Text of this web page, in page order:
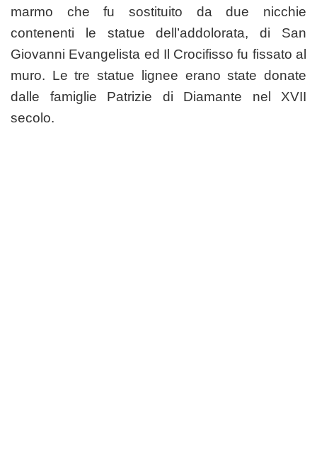
marmo che fu sostituito da due nicchie
contenenti le statue dell’addolorata, di San
Giovanni Evangelista ed Il Crocifisso fu fissato al
muro. Le tre statue lignee erano state donate
dalle famiglie Patrizie di Diamante nel XVII
secolo.